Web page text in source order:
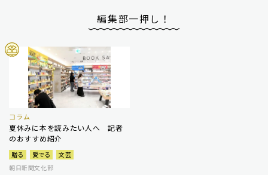
編集部一押し！
コラム
夏休みに本を読みたい人へ 記者
のおすすめ紹介
贈る 愛でる
文芸
朝日新聞文化部